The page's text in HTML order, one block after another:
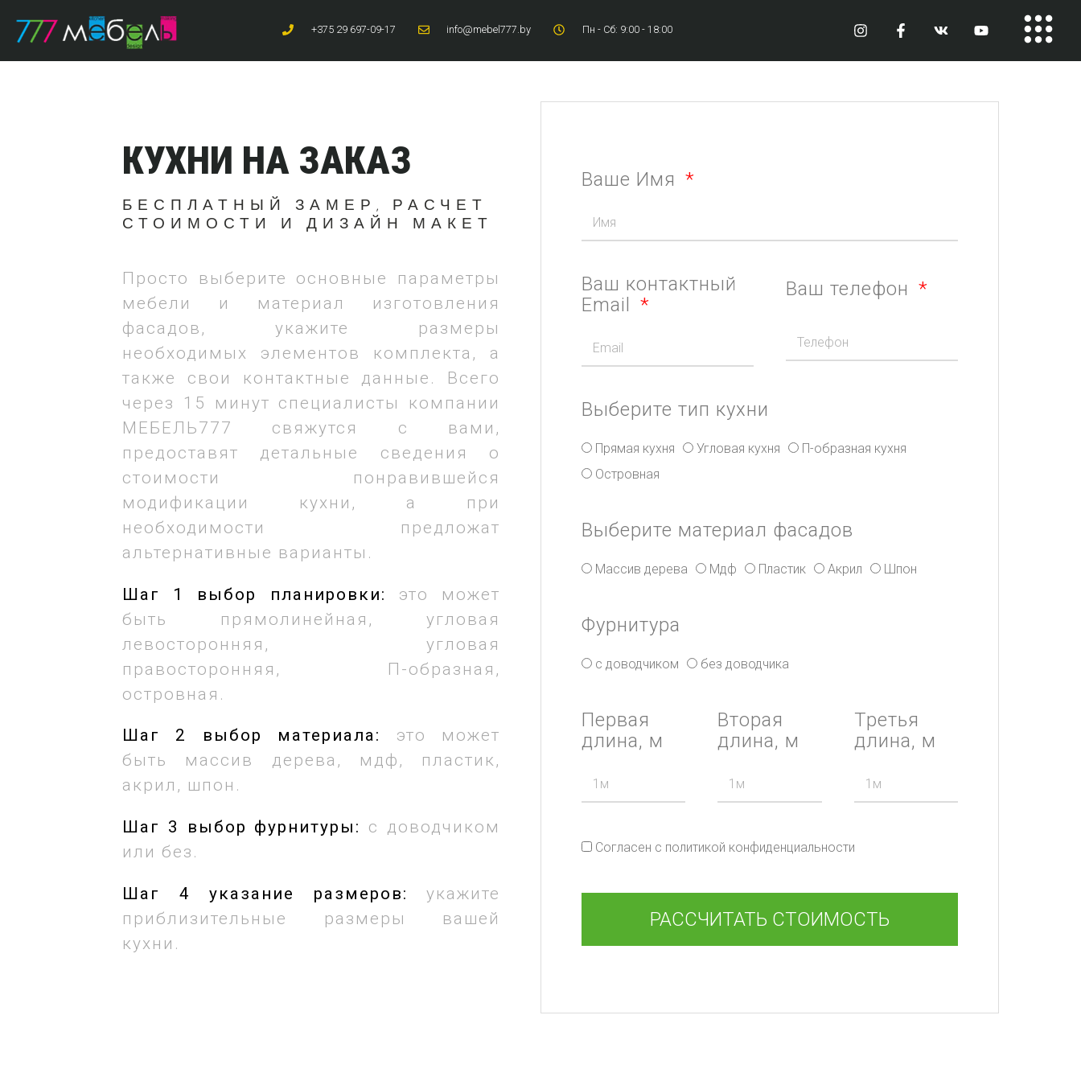
+375 29 697-09-17 info@mebel777.by Пн - Сб: 9:00 - 18:00
КУХНИ НА ЗАКАЗ
БЕСПЛАТНЫЙ ЗАМЕР, РАСЧЕТ
СТОИМОСТИ И ДИЗАЙН МАКЕТ
Просто выберите основные параметры
мебели и материал изготовления
фасадов, укажите размеры
необходимых элементов комплекта, а
также свои контактные данные. Всего
через 15 минут специалисты компании
МЕБЕЛЬ777 свяжутся с вами,
предоставят детальные сведения о
стоимости понравившейся
модификации кухни, а при
необходимости предложат
альтернативные варианты.
Шаг 1 выбор планировки:
это может
быть прямолинейная, угловая
левосторонняя, угловая
правосторонняя, П-образная,
островная.
Шаг 2 выбор материала:
это может
быть массив дерева, мдф, пластик,
акрил, шпон.
Шаг 3 выбор фурнитуры: с доводчиком
или без.
Шаг 4 указание размеров: укажите
приблизительные размеры вашей
кухни.
Ваше Имя
Ваш контактный
Email
Ваш телефон
Выберите тип кухни
Прямая кухня Угловая кухня
П-образная кухня
Островная
Выберите материал фасадов
Массив дерева Мдф Пластик Акрил Шпон
Фурнитура
с доводчиком без доводчика
Первая
длина, м
Вторая
длина, м
Третья
длина, м
Согласен с политикой конфиденциальности
РАССЧИТАТЬ СТОИМОСТЬ